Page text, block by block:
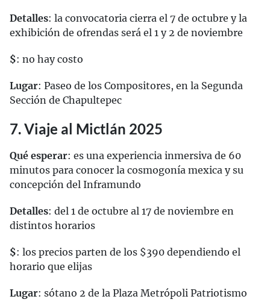
Detalles: la convocatoria cierra el 7 de octubre y la
exhibición de ofrendas será el 1 y 2 de noviembre
$: no hay costo
Lugar: Paseo de los Compositores, en la Segunda
Sección de Chapultepec
7. Viaje al Mictlán 2025
Qué esperar: es una experiencia inmersiva de 60
minutos para conocer la cosmogonía mexica y su
concepción del Inframundo
Detalles: del 1 de octubre al 17 de noviembre en
distintos horarios
$: los precios parten de los $390 dependiendo el
horario que elijas
Lugar: sótano 2 de la Plaza Metrópoli Patriotismo